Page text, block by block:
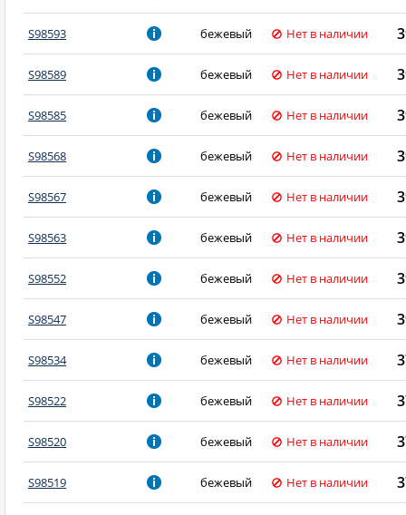
S98593 бежевый Нет в наличии
S98589 бежевый Нет в наличии
S98585 бежевый Нет в наличии
S98568 бежевый Нет в наличии
S98567 бежевый Нет в наличии
S98563 бежевый Нет в наличии
S98552 бежевый Нет в наличии
S98547 бежевый Нет в наличии
S98534 бежевый Нет в наличии
S98522 бежевый Нет в наличии
S98520 бежевый Нет в наличии
S98519 бежевый Нет в наличии